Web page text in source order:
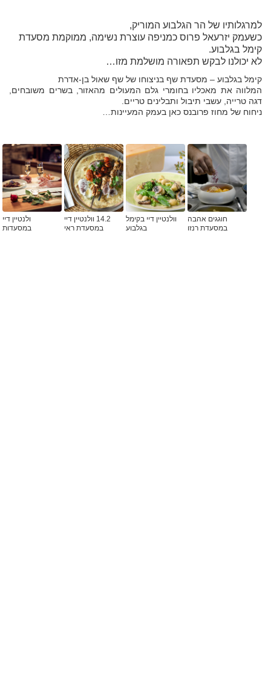
למרגלותיו של הר הגלבוע המוריק,
כשעמק יזרעאל פרוס כמניפה עוצרת נשימה, ממוקמת מסעדת
קימל בגלבוע.
לא יכולנו לבקש תפאורה מושלמת מזו…
קימל בגלבוע – מסעדת שף בניצוחו של שף שאול בן-אדרת
המלווה את מאכליו בחומרי גלם המעולים מהאזור, בשרים משובחים,
דגה טרייה, עשבי תיבול ותבלינים טריים.
ניחוח של מחוז פרובנס כאן בעמק המעיינות…
חוגגים אהבה
במסעדת רנזו
וולנטיין דיי בקימל
בגלבוע
14.2 וולנטיין דיי
במסעדת ראי
ולנטיין דיי
במסעדות